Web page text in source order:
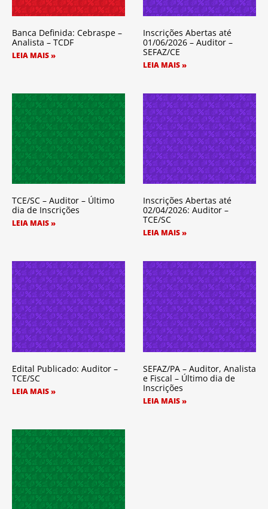
Banca Definida: Cebraspe –
Analista – TCDF
LEIA MAIS »
Inscrições Abertas até
01/06/2026 – Auditor –
SEFAZ/CE
LEIA MAIS »
TCE/SC – Auditor – Último
dia de Inscrições
LEIA MAIS »
Inscrições Abertas até
02/04/2026: Auditor –
TCE/SC
LEIA MAIS »
Edital Publicado: Auditor –
TCE/SC
LEIA MAIS »
SEFAZ/PA – Auditor, Analista
e Fiscal – Último dia de
Inscrições
LEIA MAIS »